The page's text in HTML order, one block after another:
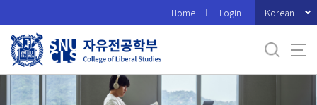
로
메
Home Login Korean